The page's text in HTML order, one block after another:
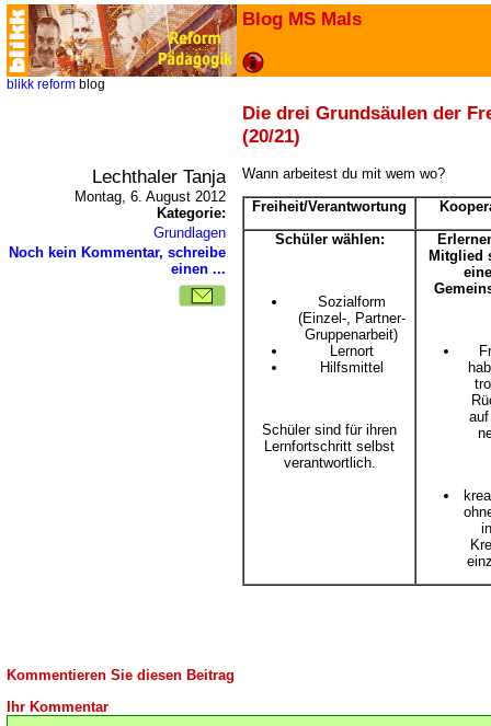
Blog MS Mals
blikk reform blog
Die drei Grundsäulen der
(20/21)
Lechthaler Tanja
Montag, 6. August 2012
Kategorie:
Grundlagen
Noch kein Kommentar, schreibe
einen ...
Wann arbeitest du mit wem wo?
Freiheit/Verantwortung
Schüler wählen:
Sozialform
(Einzel-, Partner-
Gruppenarbeit)
Lernort
Hilfsmittel
Schüler sind für ihren
Lernfortschritt selbst
verantwortlich.
Mitglied
Kommentieren Sie diesen Beitrag
Ihr Kommentar